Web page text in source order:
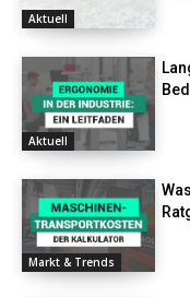
Aktuell
Aktuell
Markt & Trends